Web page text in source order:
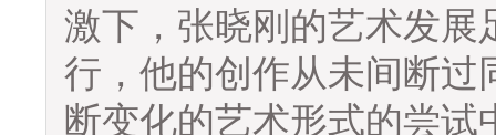
激下，张晓刚的艺术发展
行，他的创作从未间断过
断变化的艺术形式的尝